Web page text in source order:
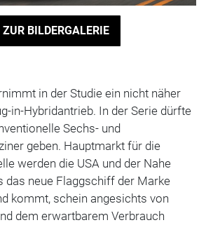
ZUR BILDERGALERIE
in der Studie ein nicht näher
in-Hybridantrieb. In der Serie dürfte
Sechs- und
geben. Hauptmarkt für die
werden die USA und der Nahe
das neue Flaggschiff der Marke
kommt, schein angesichts von
dem erwartbarem Verbrauch